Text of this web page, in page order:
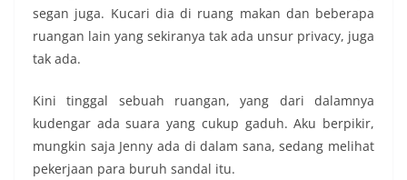
segan juga. Kucari dia di ruang makan dan beberapa
ruangan lain yang sekiranya tak ada unsur privacy, juga
tak ada.
Kini tinggal sebuah ruangan, yang dari dalamnya
kudengar ada suara yang cukup gaduh. Aku berpikir,
mungkin saja Jenny ada di dalam sana, sedang melihat
pekerjaan para buruh sandal itu.